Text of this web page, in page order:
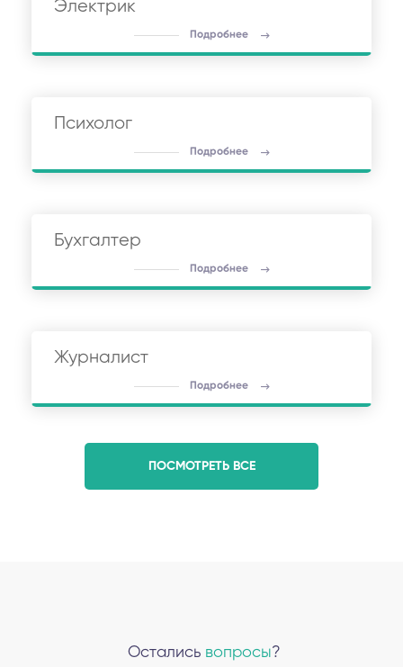
Электрик
Подробнее
Психолог
Подробнее
Бухгалтер
Подробнее
Журналист
Подробнее
ПОСМОТРЕТЬ ВСЕ
Остались вопросы?